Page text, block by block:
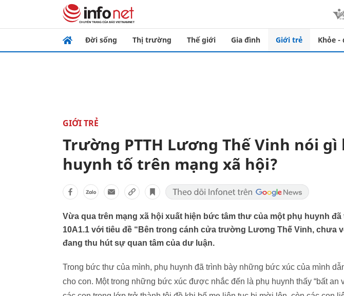
Đời sống Thị trường Thế giới Gia đình Giới trẻ Khỏe -
GIỚI TRẺ
Trường PTTH Lương Thế Vinh nói
huynh tố trên mạng xã hội?
Vừa qua trên mạng xã hội xuất hiện bức tâm thư của một phụ huynh
10A1.1 với tiêu đề “Bên trong cánh cửa trường Lương Thế Vinh, chưa
đang thu hút sự quan tâm của dư luận.
Trong bức thư của mình, phụ huynh đã trình bày những bức xúc của mình
cho con. Một trong những bức xúc được nhắc đến là phụ huynh thấy “bất an